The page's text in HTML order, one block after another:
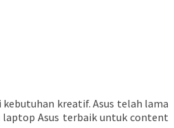
kreatif. Asus telah lama
Asus terbaik untuk content